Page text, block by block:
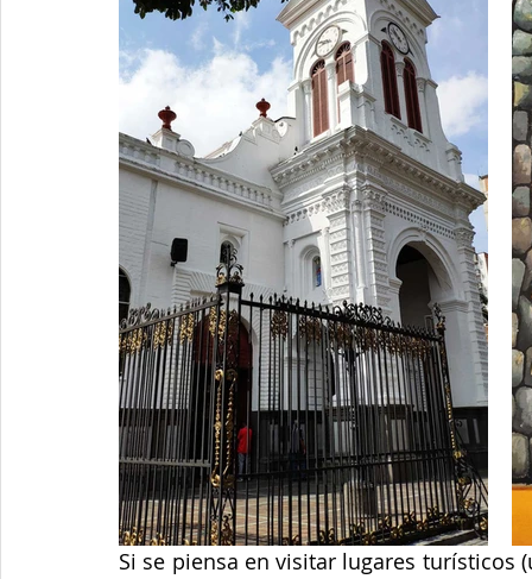
Medio ambiente Movilidad Mujeres
Secretaría de Salud Sociedad
Si se piensa en visitar lugares turísticos